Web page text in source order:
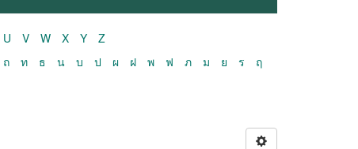
U V W X Y
Z
ถ ท ธ น บ ป ผ ฝ พ ฟ ภ ม ย ร
ฤ